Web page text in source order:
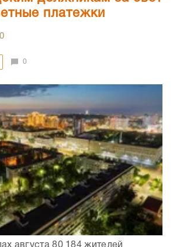
платежки
0
августа 80 184 жителей